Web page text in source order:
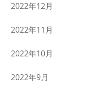
2022年12月
2022年11月
2022年10月
2022年9月